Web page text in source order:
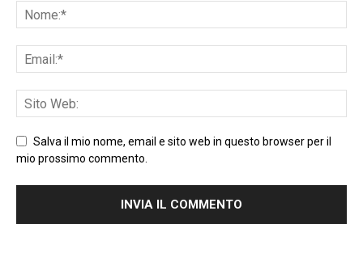
Salva il mio nome, email e sito web in questo browser per il
mio prossimo commento.